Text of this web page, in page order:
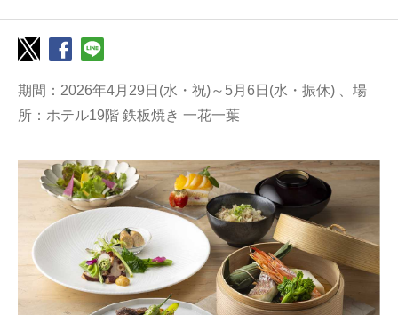
期間：2026年4月29日(水・祝)～5月6日(水・振休) 、場
所：ホテル19階 鉄板焼き 一花一葉